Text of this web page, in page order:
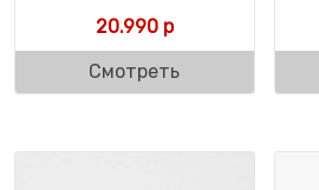
20.990р
Смотреть